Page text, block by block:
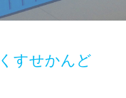
すせかんど